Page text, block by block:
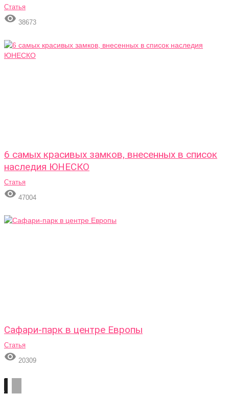
Статья
 38673
6 самых красивых замков, внесенных в список
наследия ЮНЕСКО
Статья
 47004
Сафари-парк в центре Европы
Статья
 20309